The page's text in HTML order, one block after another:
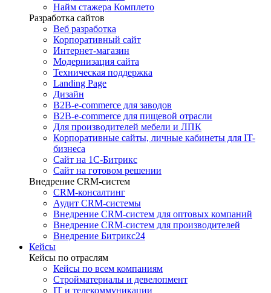
Найм стажера Комплето
Разработка сайтов
Веб разработка
Корпоративный сайт
Интернет-магазин
Модернизация сайта
Техническая поддержка
Landing Page
Дизайн
B2B-e-commerce для заводов
B2B-e-commerce для пищевой отрасли
Для производителей мебели и ЛПК
Корпоративные сайты, личные кабинеты для IT-
бизнеса
Сайт на 1С-Битрикс
Сайт на готовом решении
Внедрение CRM-систем
CRM-консалтинг
Аудит CRM-системы
Внедрение CRM-систем для оптовых компаний
Внедрение CRM-систем для производителей
Внедрение Битрикс24
Кейсы
Кейсы по отраслям
Кейсы по всем компаниям
Стройматериалы и девелопмент
IT и телекоммуникации